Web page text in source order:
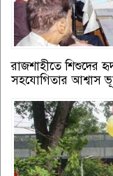
রাজশাহীতে শিশুদের
সহযোগিতার আশ্বাস